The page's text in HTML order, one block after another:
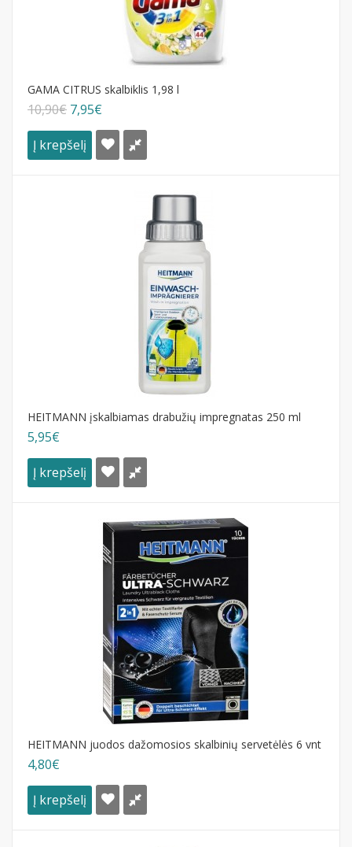
GAMA CITRUS skalbiklis 1,98 l
10,90€ 7,95€
Į krepšelį
HEITMANN įskalbiamas drabužių impregnatas 250 ml
5,95€
Į krepšelį
HEITMANN juodos dažomosios skalbinių servetėlės 6 vnt
4,80€
Į krepšelį